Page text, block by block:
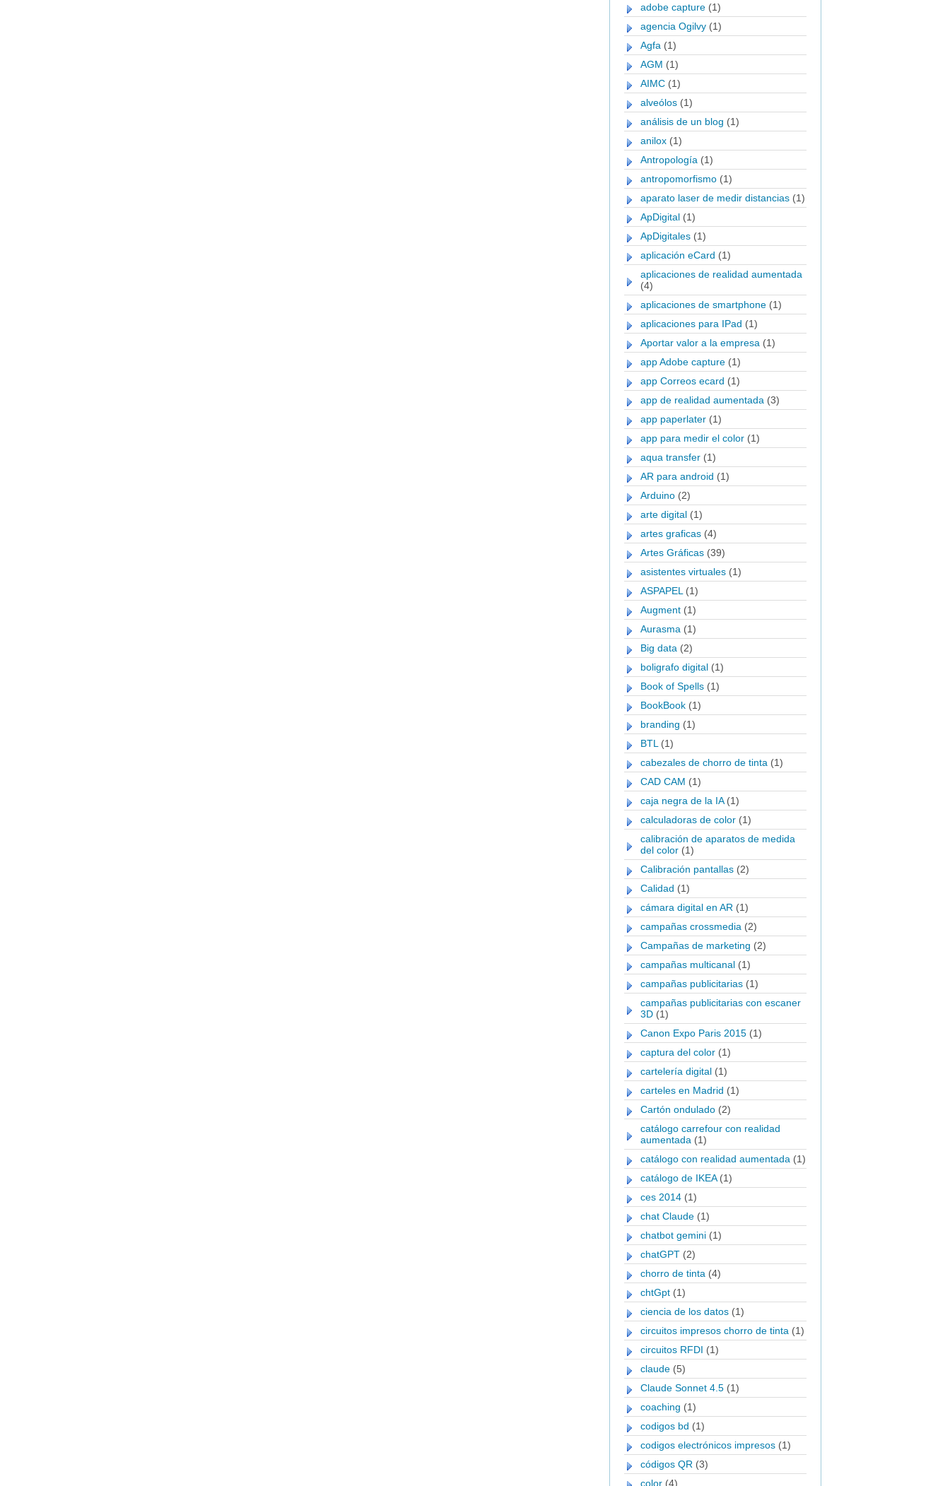
adobe capture (1)
agencia Ogilvy (1)
Agfa (1)
AGM (1)
AIMC (1)
alveólos (1)
análisis de un blog (1)
anilox (1)
Antropología (1)
antropomorfismo (1)
aparato laser de medir distancias (1)
ApDigital (1)
ApDigitales (1)
aplicación eCard (1)
aplicaciones de realidad aumentada
(4)
aplicaciones de smartphone (1)
aplicaciones para IPad (1)
Aportar valor a la empresa (1)
app Adobe capture (1)
app Correos ecard (1)
app de realidad aumentada (3)
app paperlater (1)
app para medir el color (1)
aqua transfer (1)
AR para android (1)
Arduino (2)
arte digital (1)
artes graficas (4)
Artes Gráficas (39)
asistentes virtuales (1)
ASPAPEL (1)
Augment (1)
Aurasma (1)
Big data (2)
boligrafo digital (1)
Book of Spells (1)
BookBook (1)
branding (1)
BTL (1)
cabezales de chorro de tinta (1)
CAD CAM (1)
caja negra de la IA (1)
calculadoras de color (1)
calibración de aparatos de medida
del color (1)
Calibración pantallas (2)
Calidad (1)
cámara digital en AR (1)
campañas crossmedia (2)
Campañas de marketing (2)
campañas multicanal (1)
campañas publicitarias (1)
campañas publicitarias con escaner
3D (1)
Canon Expo Paris 2015 (1)
captura del color (1)
cartelería digital (1)
carteles en Madrid (1)
Cartón ondulado (2)
catálogo carrefour con realidad
aumentada (1)
catálogo con realidad aumentada (1)
catálogo de IKEA (1)
ces 2014 (1)
chat Claude (1)
chatbot gemini (1)
chatGPT (2)
chorro de tinta (4)
chtGpt (1)
ciencia de los datos (1)
circuitos impresos chorro de tinta (1)
circuitos RFDI (1)
claude (5)
Claude Sonnet 4.5 (1)
coaching (1)
codigos bd (1)
codigos electrónicos impresos (1)
códigos QR (3)
color (4)